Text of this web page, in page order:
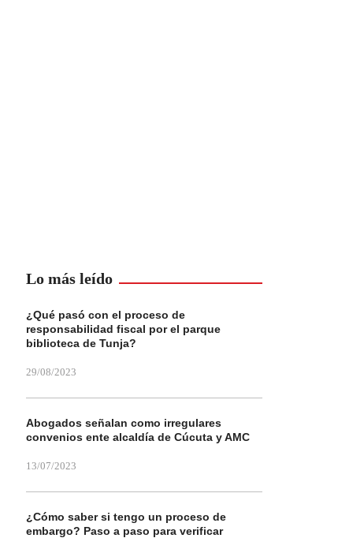
Lo más leído
¿Qué pasó con el proceso de
responsabilidad fiscal por el parque
biblioteca de Tunja?
29/08/2023
Abogados señalan como irregulares
convenios ente alcaldía de Cúcuta y AMC
13/07/2023
¿Cómo saber si tengo un proceso de
embargo? Paso a paso para verificar